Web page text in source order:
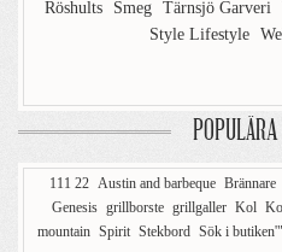
Röshults
Smeg Tärnsjö Garveri
Style Lifestyle
111 22 Austin and barbeque Brännare
Genesis grillborste grillgaller Kol
mountain Spirit Stekbord Sök i butiken'"